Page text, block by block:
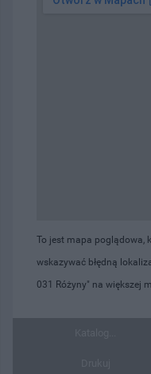
To jest mapa poglądowa,
wskazywać błędną
031 Różyny" na większej